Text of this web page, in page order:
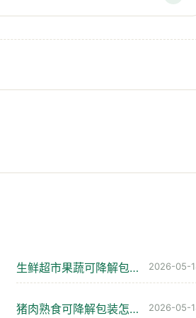
生鲜超市果蔬可降解包装怎么选才不闷坏菜 2026-05-
猪肉熟食可降解包装怎么选?四种工况避坑指南 2026-05-